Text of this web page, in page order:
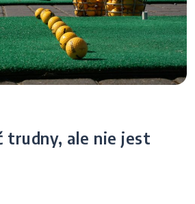
trudny, ale nie jest